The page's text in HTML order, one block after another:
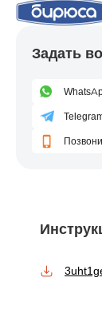
Задать